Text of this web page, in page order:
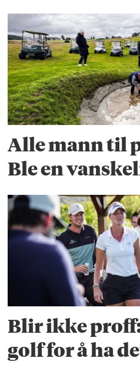
Alle mann til
Ble en
Blir ikke proff:
golf for å ha